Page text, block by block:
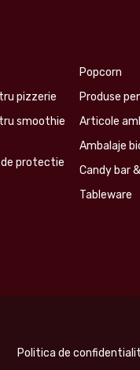
pizzerie
smoothie
protectie
Popcorn
Produse
Articole
Ambalaje
Candy bar
Tableware
Politica de